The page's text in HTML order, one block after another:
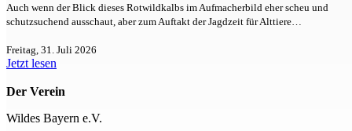
Auch wenn der Blick dieses Rotwildkalbs im Aufmacherbild eher scheu und
schutzsuchend ausschaut, aber zum Auftakt der Jagdzeit für Alttiere…
Freitag, 31. Juli 2026
Jetzt lesen
Der Verein
Wildes Bayern e.V.